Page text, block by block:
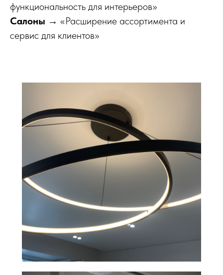
функциональность для интерьеров»
Салоны → «Расширение ассортимента и
сервис для клиентов»